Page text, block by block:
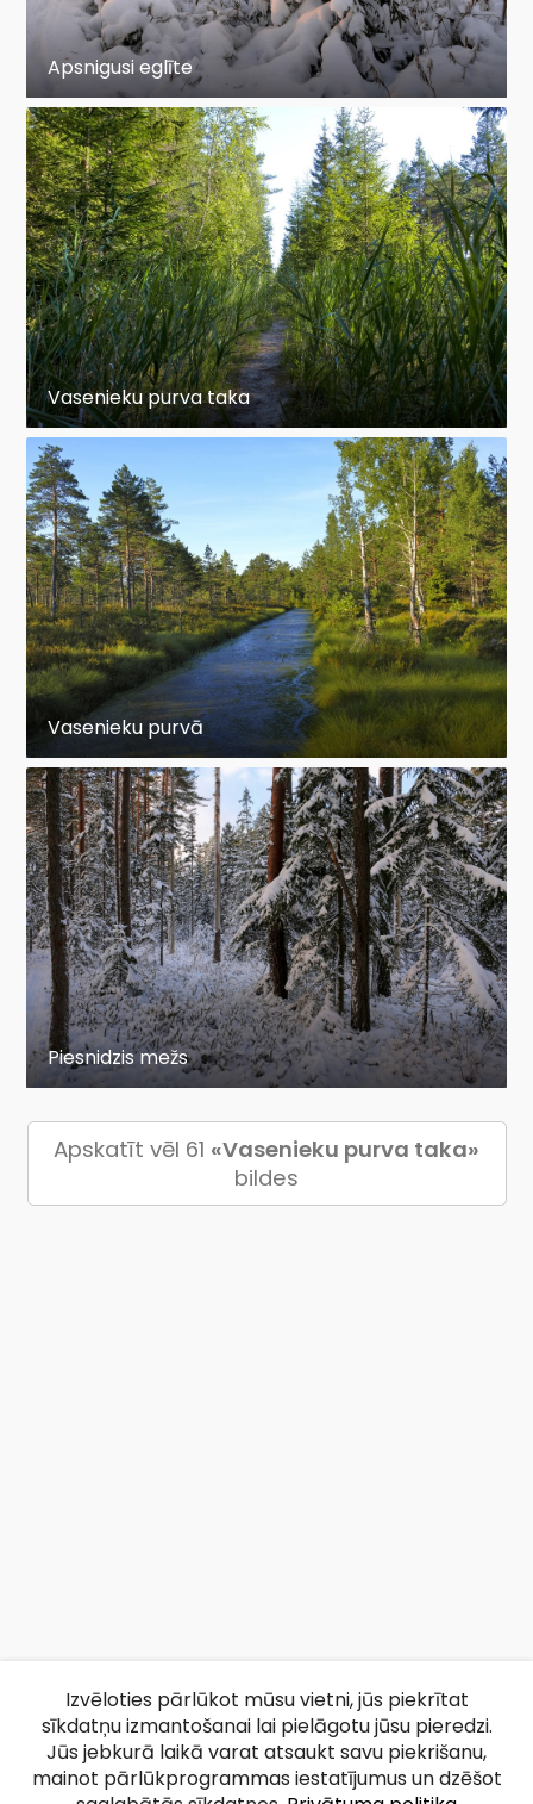
Apsnigusi eglīte
Vasenieku purva taka
Vasenieku purvā
Piesnidzis mežs
Apskatīt vēl 61 «Vasenieku purva taka»
bildes
Izvēloties pārlūkot mūsu vietni, jūs piekrītat
sīkdatņu izmantošanai lai pielāgotu jūsu pieredzi.
Jūs jebkurā laikā varat atsaukt savu piekrišanu,
mainot pārlūkprogrammas iestatījumus un dzēšot